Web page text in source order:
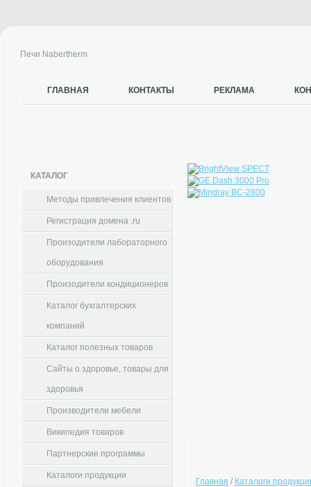
Печи Nabertherm
ГЛАВНАЯ КОНТАКТЫ РЕКЛАМА
КАТАЛОГ
Методы привлечения клиентов
Регистрация домена .ru
Произодители лабораторного
оборудования
Произодители кондиционеров
Каталог бухгалтерских
компаний
Каталог полезных товаров
Сайты о здоровье, товары для
здоровья
Производители мебели
Википедия товаров
Партнерские программы
Каталоги продукции
Главная / Каталоги